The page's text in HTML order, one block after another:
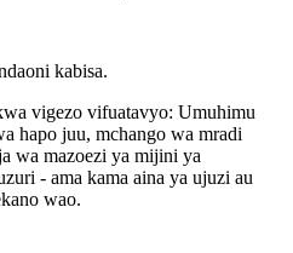
kabisa.
vigezo vifuatavyo: Umuhimu
hapo juu, mchango wa mradi
wa mazoezi ya mijini ya
- ama kama aina ya ujuzi au
wao.